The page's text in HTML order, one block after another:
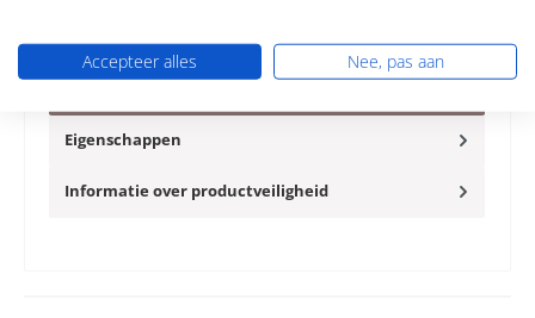
Origineel binnenwerk voor de Houtkachel Morsö 2840 5-
delige set Morsö 2840 binnenwerk Kerngegevens:
Eigenschappen
Informatie over productveiligheid
Accepteer alles Nee, pas aan